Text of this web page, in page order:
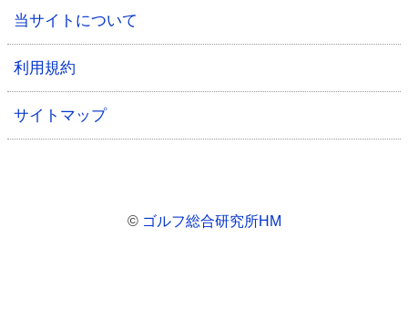
当サイトについて
利用規約
サイトマップ
© ゴルフ総合研究所HM